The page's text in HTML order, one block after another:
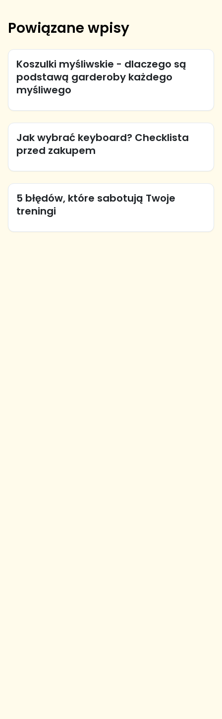
Powiązane wpisy
Koszulki myśliwskie - dlaczego są
podstawą garderoby każdego
myśliwego
Jak wybrać keyboard? Checklista
przed zakupem
5 błędów, które sabotują Twoje
treningi